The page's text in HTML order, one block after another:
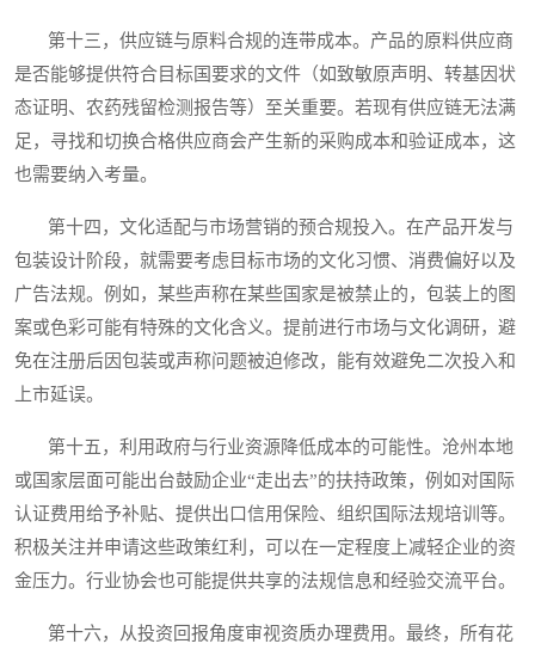
第十三，供应链与原料合规的连带成本。产品的原料供应商
是否能够提供符合目标国要求的文件（如致敏原声明、转基因状
态证明、农药残留检测报告等）至关重要。若现有供应链无法满
足，寻找和切换合格供应商会产生新的采购成本和验证成本，这
也需要纳入考量。
第十四，文化适配与市场营销的预合规投入。在产品开发与
包装设计阶段，就需要考虑目标市场的文化习惯、消费偏好以及
广告法规。例如，某些声称在某些国家是被禁止的，包装上的图
案或色彩可能有特殊的文化含义。提前进行市场与文化调研，避
免在注册后因包装或声称问题被迫修改，能有效避免二次投入和
上市延误。
第十五，利用政府与行业资源降低成本的可能性。沧州本地
或国家层面可能出台鼓励企业“走出去”的扶持政策，例如对国际
认证费用给予补贴、提供出口信用保险、组织国际法规培训等。
积极关注并申请这些政策红利，可以在一定程度上减轻企业的资
金压力。行业协会也可能提供共享的法规信息和经验交流平台。
第十六，从投资回报角度审视资质办理费用。最终，所有花